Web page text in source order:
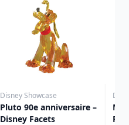
Disney Showcase
Pluto 90e anniversaire –
Disney Facets